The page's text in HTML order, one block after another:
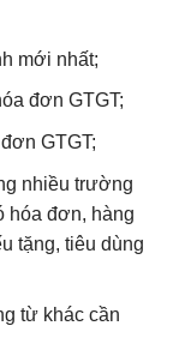
mới nhất;
đơn GTGT;
GTGT;
nhiều trường
hóa đơn, hàng
tặng, tiêu dùng
từ khác cần